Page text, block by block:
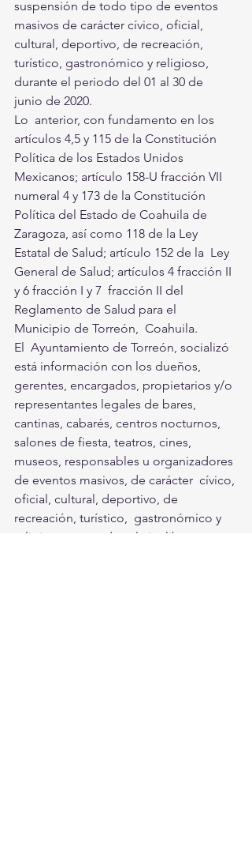
suspensión de todo tipo de eventos
masivos de carácter cívico, oficial,
cultural, deportivo, de recreación,
turístico, gastronómico y religioso,
durante el periodo del 01 al 30 de
junio de 2020.
Lo  anterior, con fundamento en los
artículos 4,5 y 115 de la Constitución
Política de los Estados Unidos
Mexicanos; artículo 158-U fracción VII
numeral 4 y 173 de la Constitución
Política del Estado de Coahuila de
Zaragoza, así como 118 de la Ley
Estatal de Salud; artículo 152 de la  Ley
General de Salud; artículos 4 fracción II
y 6 fracción I y 7  fracción II del
Reglamento de Salud para el
Municipio de Torreón,  Coahuila.
El  Ayuntamiento de Torreón, socializó
está información con los dueños,
gerentes, encargados, propietarios y/o
representantes legales de bares,
cantinas, cabarés, centros nocturnos,
salones de fiesta, teatros, cines,
museos, responsables u organizadores
de eventos masivos, de carácter  cívico,
oficial, cultural, deportivo, de
recreación, turístico,  gastronómico y
religioso, mercados al aire libre,